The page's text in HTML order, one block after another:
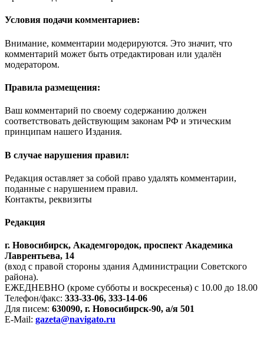
Условия подачи комментариев:
Внимание, комментарии модерируются. Это значит, что
комментарий может быть отредактирован или удалён
модератором.
Правила размещения:
Ваш комментарий по своему содержанию должен
соответствовать действующим законам РФ и этическим
принципам нашего Издания.
В случае нарушения правил:
Редакция оставляет за собой право удалять комментарии,
поданные с нарушением правил.
Контакты, реквизиты
Редакция
г. Новосибирск, Академгородок, проспект Академика
Лаврентьева, 14
(вход с правой стороны здания Администрации Советского
района).
ЕЖЕДНЕВНО (кроме субботы и воскресенья) с 10.00 до 18.00
Телефон/факс: 333-33-06, 333-14-06
Для писем: 630090, г. Новосибирск-90, а/я 501
E-Mail: gazeta@navigato.ru